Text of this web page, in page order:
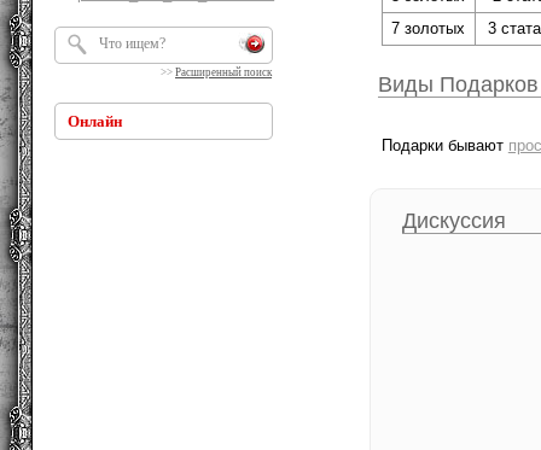
>> Расширенный поиск
Онлайн
7 золотых
3
Виды Подарков
Подарки бывают
Дискуссия